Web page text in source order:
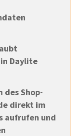
Daylite
des Shop-
direkt im
aufrufen und